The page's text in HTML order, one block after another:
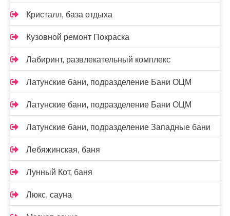
Кристалл, база отдыха
Кузовной ремонт Покраска
Лабиринт, развлекательный комплекс
Латунские бани, подразделение Бани ОЦМ
Латунские бани, подразделение Бани ОЦМ
Латунские бани, подразделение Западные бани
Лебяжинская, баня
Лунный Кот, баня
Люкс, сауна